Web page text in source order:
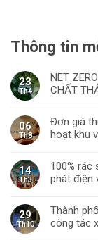
Thông tin
23
Th4
NET
CHẤT
06
Th8
Đơn giá
hoạt khu
14
Th3
100% rác
phát điện
29
Th10
Thành
công tác